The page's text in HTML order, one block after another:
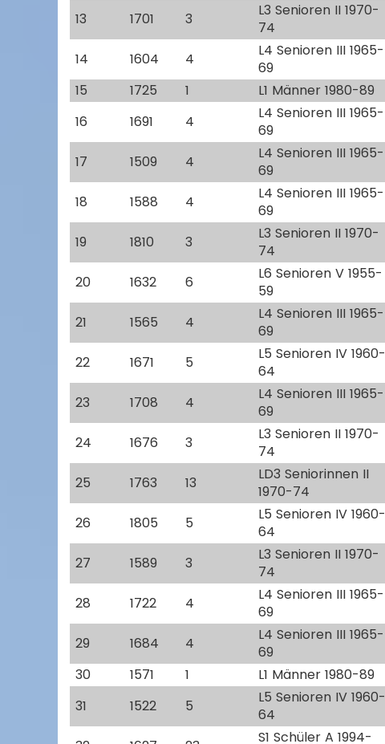
13 1701 3
L3 Senioren II 1970-
74
14 1604 4
L4 Senioren III 1965-
69
15
1725 1 L1 Männer 1980-89
16
1691 4
L4 Senioren III 1965-
69
17 1509 4
L4 Senioren III 1965-
69
18 1588 4
L4 Senioren III 1965-
69
19 1810 3
L3 Senioren II 1970-
74
20 1632 6
L6 Senioren V 1955-
59
21 1565 4
L4 Senioren III 1965-
69
22 1671 5
L5 Senioren IV 1960-
64
23 1708 4
L4 Senioren III 1965-
69
24 1676 3
L3 Senioren II 1970-
74
25 1763 13
LD3 Seniorinnen II
1970-74
26 1805 5
L5 Senioren IV 1960-
64
27 1589 3
L3 Senioren II 1970-
74
28 1722 4
L4 Senioren III 1965-
69
29 1684 4
L4 Senioren III 1965-
69
30
1571 1 L1 Männer 1980-89
31
1522 5
L5 Senioren IV 1960-
64
S1 Schüler A 1994-